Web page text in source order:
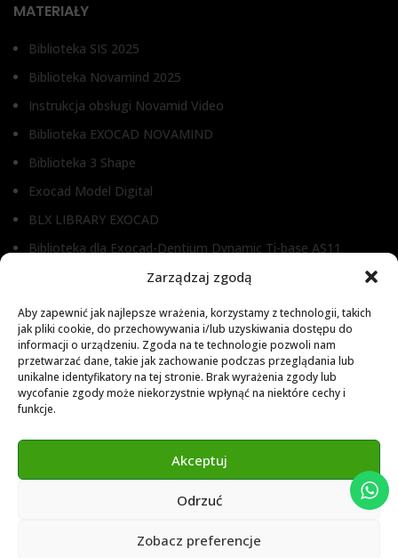
Zarządzaj zgodą
Aby zapewnić jak najlepsze wrażenia, korzystamy z technologii, takich
jak pliki cookie, do przechowywania i/lub uzyskiwania dostępu do
informacji o urządzeniu. Zgoda na te technologie pozwoli nam
przetwarzać dane, takie jak zachowanie podczas przeglądania lub
unikalne identyfikatory na tej stronie. Brak wyrażenia zgody lub
wycofanie zgody może niekorzystnie wpłynąć na niektóre cechy i
funkcje.
Akceptuj
Odrzuć
Zobacz preferencje
MATERIAŁY
Biblioteka SIS 2025
Biblioteka Novamind 2025
Instrukcja obsługi Novamid Video
Biblioteka EXOCAD NOVAMIND
Biblioteka 3 Shape
Exocad Model Digital
BLX LIBRARY EXOCAD
Biblioteka dla Exocad-Dentium Dynamic Ti-base AS11
Biblioteka dla Dental Wings
Biblioteka dla Exocad
Exocad Novamaind library 3.2
3Shape 2024 Library
Exocad 2024 Library
Novamind bredent blueski 2025
© 2024 Abutment Implants PL. All rights reserved